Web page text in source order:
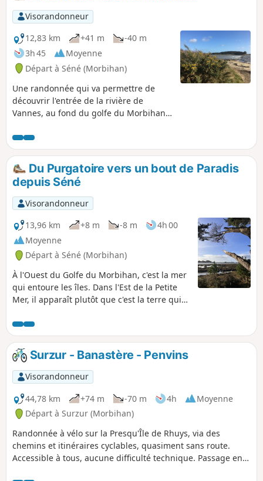
et l'autre, la plus belle, seulement une partie de l'année et à
certains horaires (voir informations pratiques).
Visorandonneur
12,83 km
+41 m
-40 m
3h 45
Moyenne
Départ à Séné (Morbihan)
Une randonnée qui va permettre de
découvrir l'entrée de la rivière de
Vannes, au fond du golfe du Morbihan.
quelques belles propriétés. Espace
réserve avec vue sur les oiseaux pour
les amateurs.
Du Purgatoire vers un bout de Paradis
depuis Séné
Visorandonneur
13,96 km
+8 m -8 m
4h 00
Moyenne
Départ à Séné (Morbihan)
À l'Ouest du Golfe du Morbihan, c'est la mer
qui entoure les îles. Dans l'Est de la Petite
Mer, il apparaît plutôt que c'est la terre qui
mer y semblent mêlées. Cette balade, qui
débute au Purgatoire (si, si, c'est le nom du
lieu-dit) vous amènera à découvrir cette
partie assez secrète du Golfe, d'abord par de
beaux chemins de campagne, puis par le
sentier littoral. À savourer à différents
moments de marées.
Surzur - Banastère - Penvins
Visorandonneur
44,78 km
+74 m -70 m 4h
Moyenne
Départ à Surzur (Morbihan)
Randonnée à vélo sur la Presqu'Île de Rhuys, via des
chemins et itinéraires cyclables, quasiment sans route.
Accessible à tous, aucune difficulté technique. Passage en